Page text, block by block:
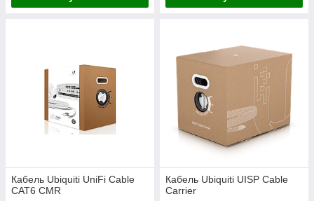
Кабель Ubiquiti UniFi Cable
CAT6 CMR
Кабель Ubiquiti UISP Cable
Carrier